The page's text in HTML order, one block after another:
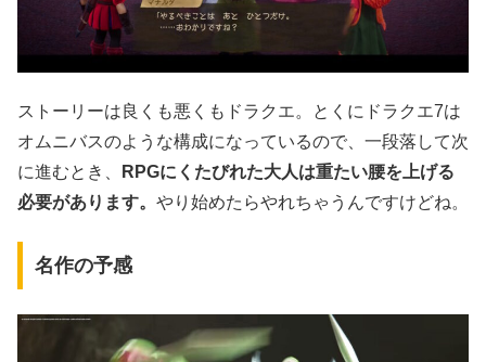
ストーリーは良くも悪くもドラクエ。とくにドラクエ7は
オムニバスのような構成になっているので、一段落して次
に進むとき、
RPGにくたびれた大人は重たい腰を上げる
必要があります。 やり始めたらやれちゃうんですけどね。
名作の予感